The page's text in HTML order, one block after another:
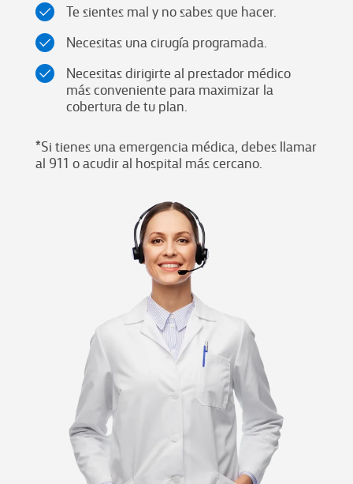
Te sientes mal y no sabes que hacer.
Necesitas una cirugía programada.
Necesitas dirigirte al prestador médico
más conveniente para maximizar la
cobertura de tu plan.
*Si tienes una emergencia médica, debes llamar
al 911 o acudir al hospital más cercano.